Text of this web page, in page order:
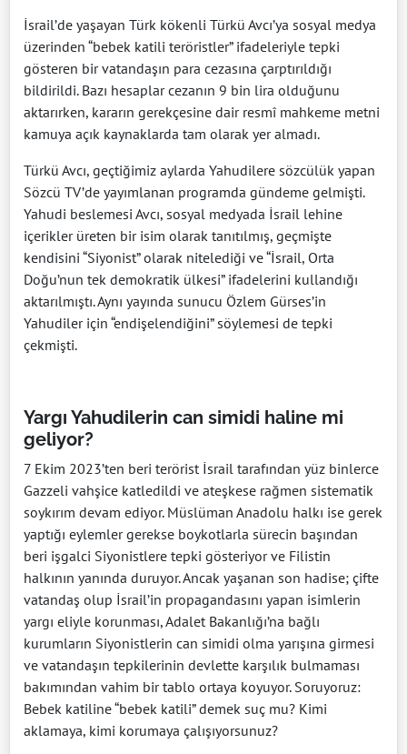
İsrail’de yaşayan Türk kökenli Türkü Avcı’ya sosyal medya
üzerinden “bebek katili teröristler” ifadeleriyle tepki
gösteren bir vatandaşın para cezasına çarptırıldığı
bildirildi. Bazı hesaplar cezanın 9 bin lira olduğunu
aktarırken, kararın gerekçesine dair resmî mahkeme metni
kamuya açık kaynaklarda tam olarak yer almadı.
Türkü Avcı, geçtiğimiz aylarda Yahudilere sözcülük yapan
Sözcü TV’de yayımlanan programda gündeme gelmişti.
Yahudi beslemesi Avcı, sosyal medyada İsrail lehine
içerikler üreten bir isim olarak tanıtılmış, geçmişte
kendisini “Siyonist” olarak nitelediği ve “İsrail, Orta
Doğu’nun tek demokratik ülkesi” ifadelerini kullandığı
aktarılmıştı. Aynı yayında sunucu Özlem Gürses’in
Yahudiler için “endişelendiğini” söylemesi de tepki
çekmişti.
Yargı Yahudilerin can simidi haline mi
geliyor?
7 Ekim 2023’ten beri terörist İsrail tarafından yüz binlerce
Gazzeli vahşice katledildi ve ateşkese rağmen sistematik
soykırım devam ediyor. Müslüman Anadolu halkı ise gerek
yaptığı eylemler gerekse boykotlarla sürecin başından
beri işgalci Siyonistlere tepki gösteriyor ve Filistin
halkının yanında duruyor. Ancak yaşanan son hadise; çifte
vatandaş olup İsrail’in propagandasını yapan isimlerin
yargı eliyle korunması, Adalet Bakanlığı’na bağlı
kurumların Siyonistlerin can simidi olma yarışına girmesi
ve vatandaşın tepkilerinin devlette karşılık bulmaması
bakımından vahim bir tablo ortaya koyuyor. Soruyoruz:
Bebek katiline “bebek katili” demek suç mu? Kimi
aklamaya, kimi korumaya çalışıyorsunuz?